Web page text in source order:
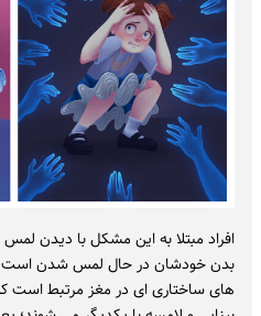
افراد مبتلا به این مشکل با دیدن
بدن خودشان در حال لمس شدن است.
های ساختاری ای در مغز مرتبط